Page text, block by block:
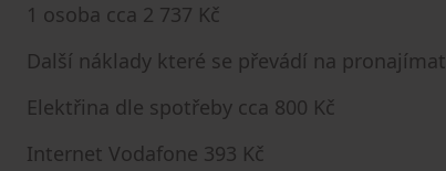
1 osoba cca 2 737 Kč
Další náklady které se převádí na
Elektřina dle spotřeby cca 800 Kč
Internet Vodafone 393 Kč